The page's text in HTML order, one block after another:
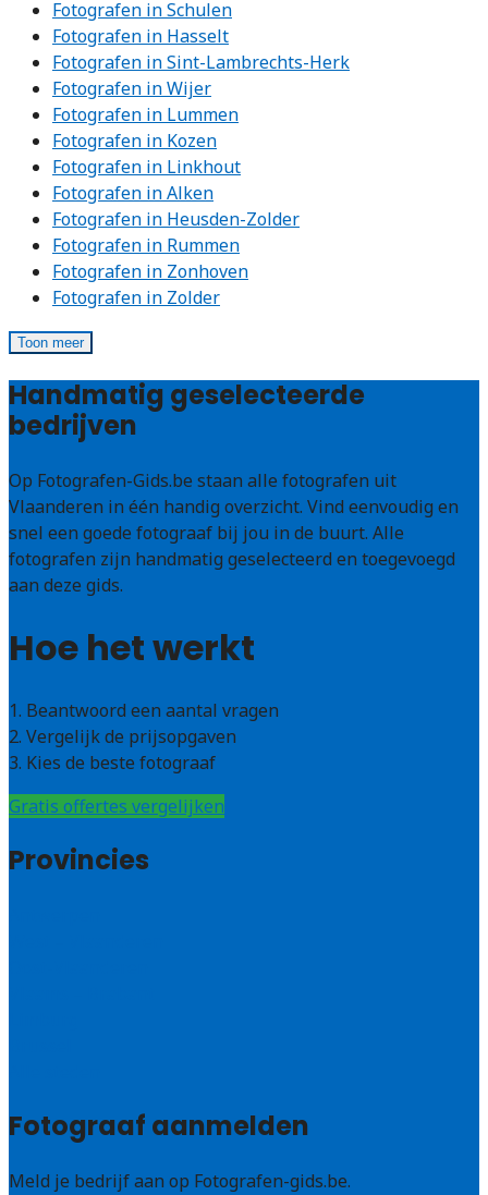
Fotografen in Schulen
Fotografen in Hasselt
Fotografen in Sint-Lambrechts-Herk
Fotografen in Wijer
Fotografen in Lummen
Fotografen in Kozen
Fotografen in Linkhout
Fotografen in Alken
Fotografen in Heusden-Zolder
Fotografen in Rummen
Fotografen in Zonhoven
Fotografen in Zolder
Toon meer
Handmatig geselecteerde
bedrijven
Op Fotografen-Gids.be staan alle fotografen uit
Vlaanderen in één handig overzicht. Vind eenvoudig en
snel een goede fotograaf bij jou in de buurt. Alle
fotografen zijn handmatig geselecteerd en toegevoegd
aan deze gids.
Hoe het werkt
1. Beantwoord een aantal vragen
2. Vergelijk de prijsopgaven
3. Kies de beste fotograaf
Gratis offertes vergelijken
Provincies
Fotograaf aanmelden
Meld je bedrijf aan op Fotografen-gids.be.